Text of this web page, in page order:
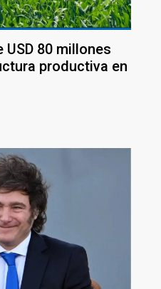
USD 80 millones
productiva en